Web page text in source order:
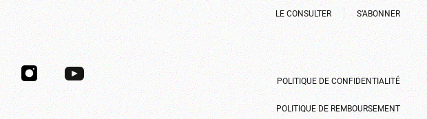
LE CONSULTER S’ABONNER
POLITIQUE DE CONFIDENTIALITÉ
POLITIQUE DE REMBOURSEMENT